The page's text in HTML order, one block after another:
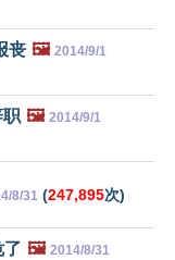
丧 🖼️ 2014/9/1
职 🖼️ 2014/9/1
8/31 (247,895次)
了 🖼️ 2014/8/31